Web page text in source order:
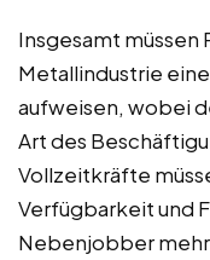
Insgesamt
Metallindustrie
aufweisen, wobei
Art des
Vollzeitkräfte
Verfügbarkeit und
Nebenjobber